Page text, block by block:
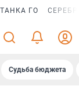
ГО
Судьба бюджета